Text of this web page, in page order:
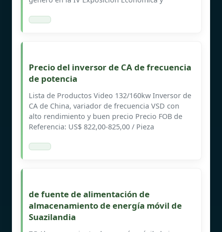
Precio del inversor de CA de frecuencia
de potencia
Lista de Productos Video 132/160kw Inversor de
CA de China, variador de frecuencia VSD con
alto rendimiento y buen precio Precio FOB de
Referencia: US$ 822,00-825,00 / Pieza
de fuente de alimentación de
almacenamiento de energía móvil de
Suazilandia